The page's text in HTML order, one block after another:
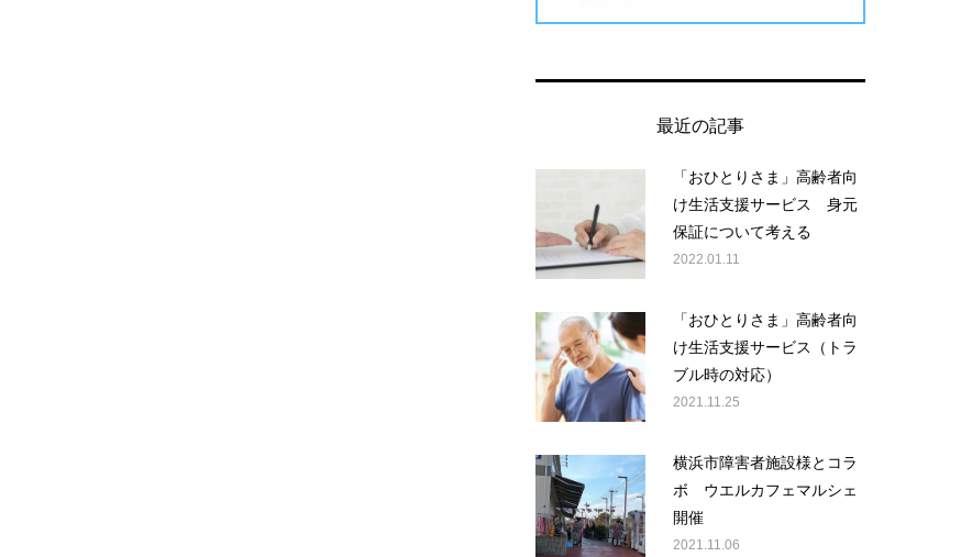
最近の記事
「おひとりさま」高齢者向
け生活支援サービス 身元
保証について考える
2022.01.11
「おひとりさま」高齢者向
け生活支援サービス（トラ
ブル時の対応）
2021.11.25
横浜市障害者施設様とコラ
ボ ウエルカフェマルシェ
開催
2021.11.06